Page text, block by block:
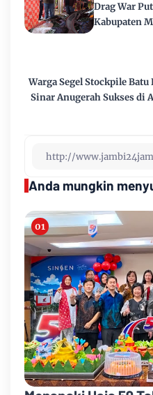
Warga Segel Stockpile
Sinar Anugerah Sukses di
Drag War
Kabupaten
Anda mungkin